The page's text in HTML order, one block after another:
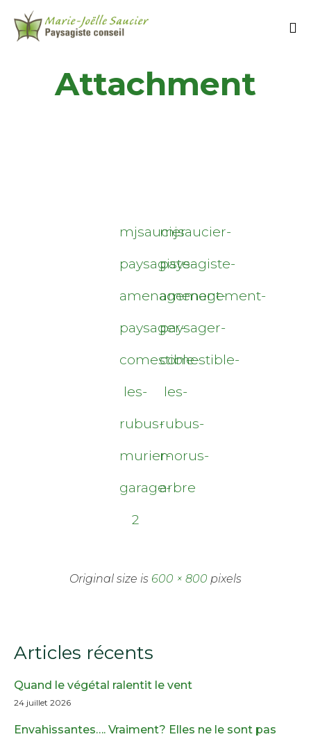
Attachment
mjsaucier-
paysagiste-
amenagement-
paysager-
comestible-
les-
rubus-
murier-
garage-
2
mjsaucier-
paysagiste-
amenagement-
paysager-
comestible-
les-
rubus-
morus-
arbre
Original size is 600 × 800 pixels
Articles récents
Quand le végétal ralentit le vent
24 juillet 2026
Envahissantes…. Vraiment? Elles ne le sont pas